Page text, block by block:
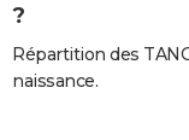
?
Répartition des
naissance.